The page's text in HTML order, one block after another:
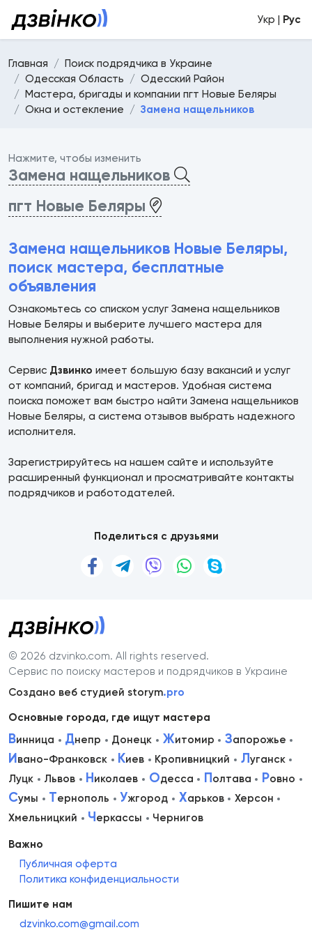
Укр | Рус
Главная
Поиск подрядчика в Украине
Одесская Область
Одесский Район
Мастера, бригады и компании пгт Новые Беляры
Окна и остекление
Замена нащельников
Нажмите, чтобы изменить
Замена нащельников
пгт Новые Беляры
Замена нащельников Новые Беляры,
поиск мастера, бесплатные
объявления
Ознакомьтесь со списком услуг Замена нащельников
Новые Беляры и выберите лучшего мастера для
выполнения нужной работы.
Сервис Дзвинко имеет большую базу вакансий и услуг
от компаний, бригад и мастеров. Удобная система
поиска поможет вам быстро найти Замена нащельников
Новые Беляры, а система отзывов выбрать надежного
исполнителя.
Зарегистрируйтесь на нашем сайте и используйте
расширенный функционал и просматривайте контакты
подрядчиков и работодателей.
Поделиться с друзьями
© 2026 dzvinko.com. All rights reserved.
Сервис по поиску мастеров и подрядчиков в Украине
Создано веб студией storym.pro
Основные города, где ищут мастера
Винница Днепр Донецк Житомир Запорожье
Ивано-Франковск Киев Кропивницкий Луганск
Луцк
Львов Николаев Одесса Полтава Ровно
Сумы Тернополь Ужгород Харьков
Херсон
Хмельницкий
Черкассы Чернигов
Важно
Публичная оферта
Политика конфиденциальности
Пишите нам
dzvinko.com@gmail.com